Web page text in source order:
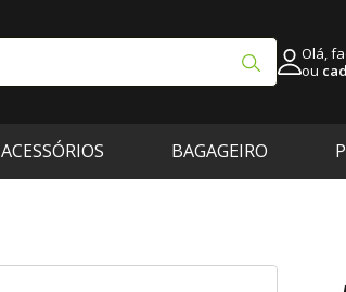
Olá,
ou
ACESSÓRIOS BAGAGEIRO